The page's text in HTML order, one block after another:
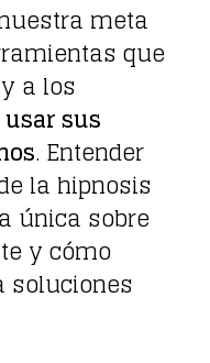
meta
que
a los
sus
. Entender
la hipnosis
única sobre
y cómo
soluciones